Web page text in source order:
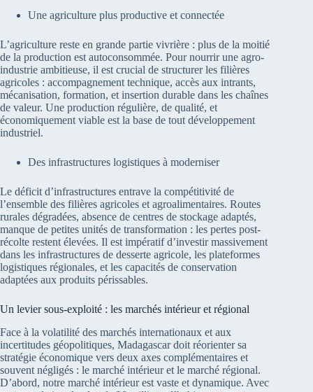
Une agriculture plus productive et connectée
L’agriculture reste en grande partie vivrière : plus de la moitié
de la production est autoconsommée. Pour nourrir une agro-
industrie ambitieuse, il est crucial de structurer les filières
agricoles : accompagnement technique, accès aux intrants,
mécanisation, formation, et insertion durable dans les chaînes
de valeur. Une production régulière, de qualité, et
économiquement viable est la base de tout développement
industriel.
Des infrastructures logistiques à moderniser
Le déficit d’infrastructures entrave la compétitivité de
l’ensemble des filières agricoles et agroalimentaires. Routes
rurales dégradées, absence de centres de stockage adaptés,
manque de petites unités de transformation : les pertes post-
récolte restent élevées. Il est impératif d’investir massivement
dans les infrastructures de desserte agricole, les plateformes
logistiques régionales, et les capacités de conservation
adaptées aux produits périssables.
Un levier sous-exploité : les marchés intérieur et régional
Face à la volatilité des marchés internationaux et aux
incertitudes géopolitiques, Madagascar doit réorienter sa
stratégie économique vers deux axes complémentaires et
souvent négligés : le marché intérieur et le marché régional.
D’abord, notre marché intérieur est vaste et dynamique. Avec